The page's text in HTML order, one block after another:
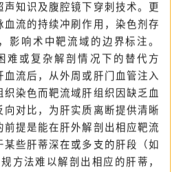
流域的可视化标记。国内普遍
引导下经门静脉穿刺染色，需
知识及腹腔镜下穿刺技术。更
血流的持续冲刷作用，染色剂存
影响术中靶流域的边界标注。
难或复杂解剖情况下的替代方
流后，从外周或肝门血管注入
染色而靶流域肝组织因缺乏血
对比，为肝实质离断提供清晰
提是能在肝外解剖出相应靶流